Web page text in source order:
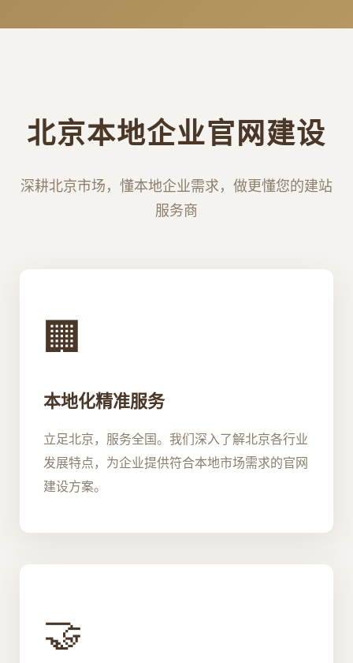
北京本地企业官网建设
深耕北京市场，懂本地企业需求，做更懂您的建站
服务商
🏢
本地化精准服务
立足北京，服务全国。我们深入了解北京各行业
发展特点，为企业提供符合本地市场需求的官网
建设方案。
🤝